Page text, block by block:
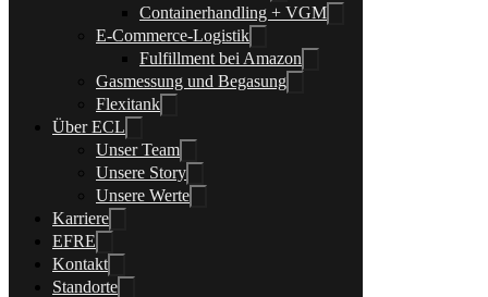
Containerhandling + VGM
E-Commerce-Logistik
Fulfillment bei Amazon
Gasmessung und Begasung
Flexitank
Über ECL
Unser Team
Unsere Story
Unsere Werte
Karriere
EFRE
Kontakt
Standorte